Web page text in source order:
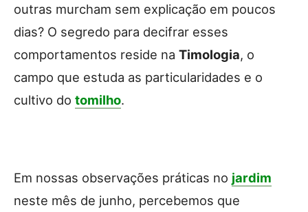
outras murcham sem explicação em poucos
dias? O segredo para decifrar esses
comportamentos reside na Timologia, o
campo que estuda as particularidades e o
cultivo do tomilho.
Em nossas observações práticas no jardim
neste mês de junho, percebemos que